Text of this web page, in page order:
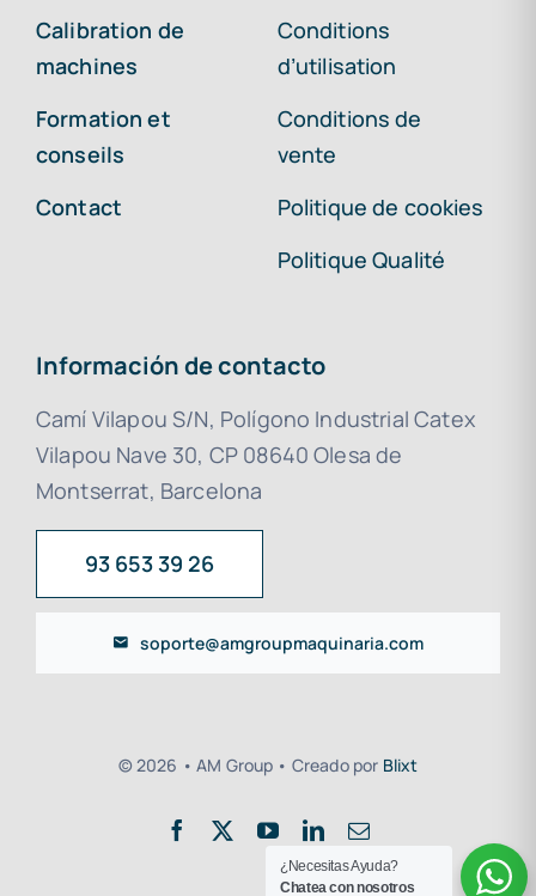
Calibration de
machines
Formation et
conseils
Contact
Conditions
d’utilisation
Conditions de
vente
Politique de cookies
Politique Qualité
Información de contacto
Camí Vilapou S/N, Polígono Industrial Catex
Vilapou Nave 30, CP 08640 Olesa de
Montserrat, Barcelona
93 653 39 26
soporte@amgroupmaquinaria.com
© 2026 • AM Group • Creado por Blixt
¿Necesitas Ayuda?
Chatea con nosotros